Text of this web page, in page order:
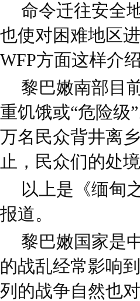
命令迁往安全
也使对困难地区
WFP方面这样介绍
黎巴嫩南部目
重饥饿或“危险级
万名民众背井离
止，民众们的处
以上是《缅甸
报道。
黎巴嫩国家是
的战乱经常影响
列的战争自然也